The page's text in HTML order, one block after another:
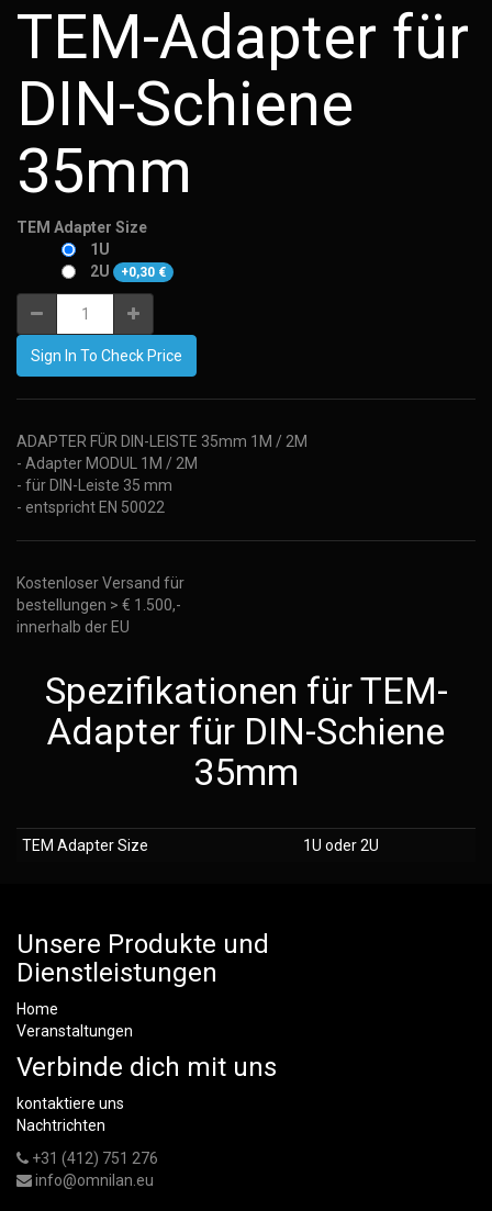
TEM-Adapter für
DIN-Schiene
35mm
TEM Adapter Size
1U
2U
+0,30 €
Sign In To Check Price
ADAPTER FÜR DIN-LEISTE 35mm 1M / 2M
- Adapter MODUL 1M / 2M
- für DIN-Leiste 35 mm
- entspricht EN 50022
Kostenloser Versand für
bestellungen > € 1.500,-
innerhalb der EU
Spezifikationen für TEM-
Adapter für DIN-Schiene
35mm
TEM Adapter Size 1U oder 2U
Unsere Produkte und
Dienstleistungen
Home
Veranstaltungen
Verbinde dich mit uns
kontaktiere uns
Nachtrichten
+31 (412) 751 276
info@omnilan.eu